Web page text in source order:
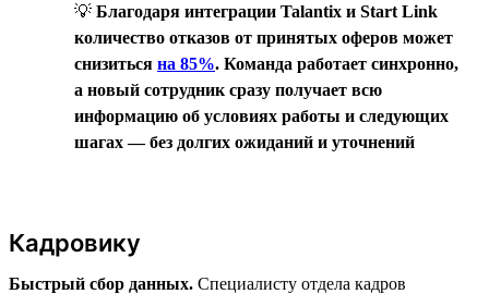
💡 Благодаря интеграции Talantix и Start Link
количество отказов от принятых оферов может
снизиться на 85%. Команда работает синхронно,
а новый сотрудник сразу получает всю
информацию об условиях работы и следующих
шагах — без долгих ожиданий и уточнений
Кадровику
Быстрый сбор данных. Специалисту отдела кадров